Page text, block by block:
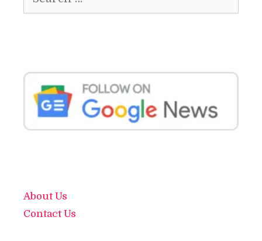
for:
About Us
Contact Us